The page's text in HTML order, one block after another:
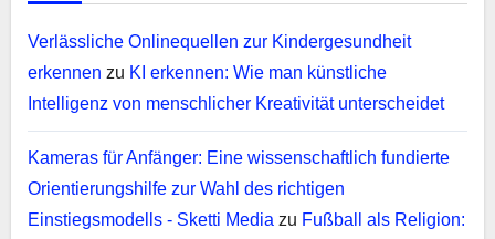
Verlässliche Onlinequellen zur Kindergesundheit
erkennen zu KI erkennen: Wie man künstliche
Intelligenz von menschlicher Kreativität unterscheidet
Kameras für Anfänger: Eine wissenschaftlich fundierte
Orientierungshilfe zur Wahl des richtigen
Einstiegsmodells - Sketti Media zu Fußball als Religion: